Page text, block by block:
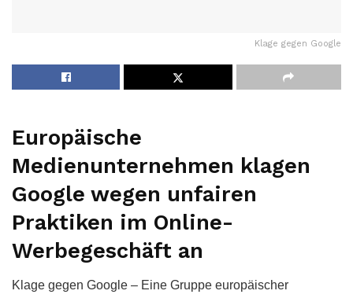
Klage gegen Google
Europäische
Medienunternehmen klagen
Google wegen unfairen
Praktiken im Online-
Werbegeschäft an
Klage gegen Google – Eine Gruppe europäischer